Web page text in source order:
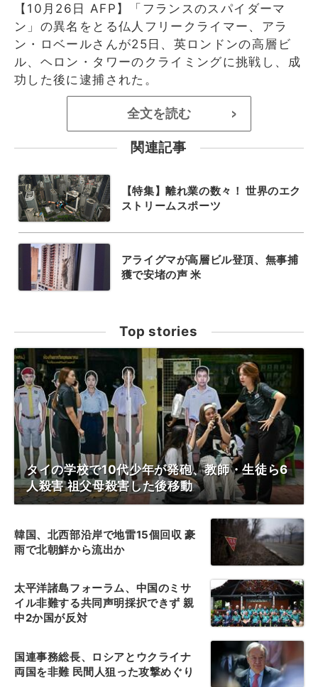
【10月26日 AFP】「フランスのスパイダーマ
ン」の異名をとる仏人フリークライマー、アラ
ン・ロベールさんが25日、英ロンドンの高層ビ
ル、ヘロン・タワーのクライミングに挑戦し、成
功した後に逮捕された。
全文を読む >
関連記事
【特集】離れ業の数々！ 世界のエク
ストリームスポーツ
アライグマが高層ビル登頂、無事捕
獲で安堵の声 米
Top stories
タイの学校で10代少年が発砲、教師・生徒ら6
人殺害 祖父母殺害した後移動
韓国、北西部沿岸で地雷15個回収 豪
雨で北朝鮮から流出か
太平洋諸島フォーラム、中国のミサ
イル非難する共同声明採択できず 親
中2か国が反対
国連事務総長、ロシアとウクライナ
両国を非難 民間人狙った攻撃めぐり